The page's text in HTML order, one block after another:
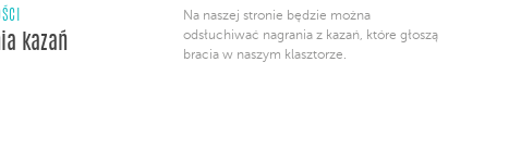
“Od poznania do akceptacji
zaplanowanych na 10-11
informacje
kazań
Na naszej stronie będzie można
odsłuchiwać nagrania z kazań, które głoszą
bracia w naszym klasztorze.